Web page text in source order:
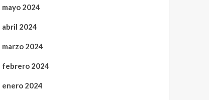
mayo 2024
abril 2024
marzo 2024
febrero 2024
enero 2024